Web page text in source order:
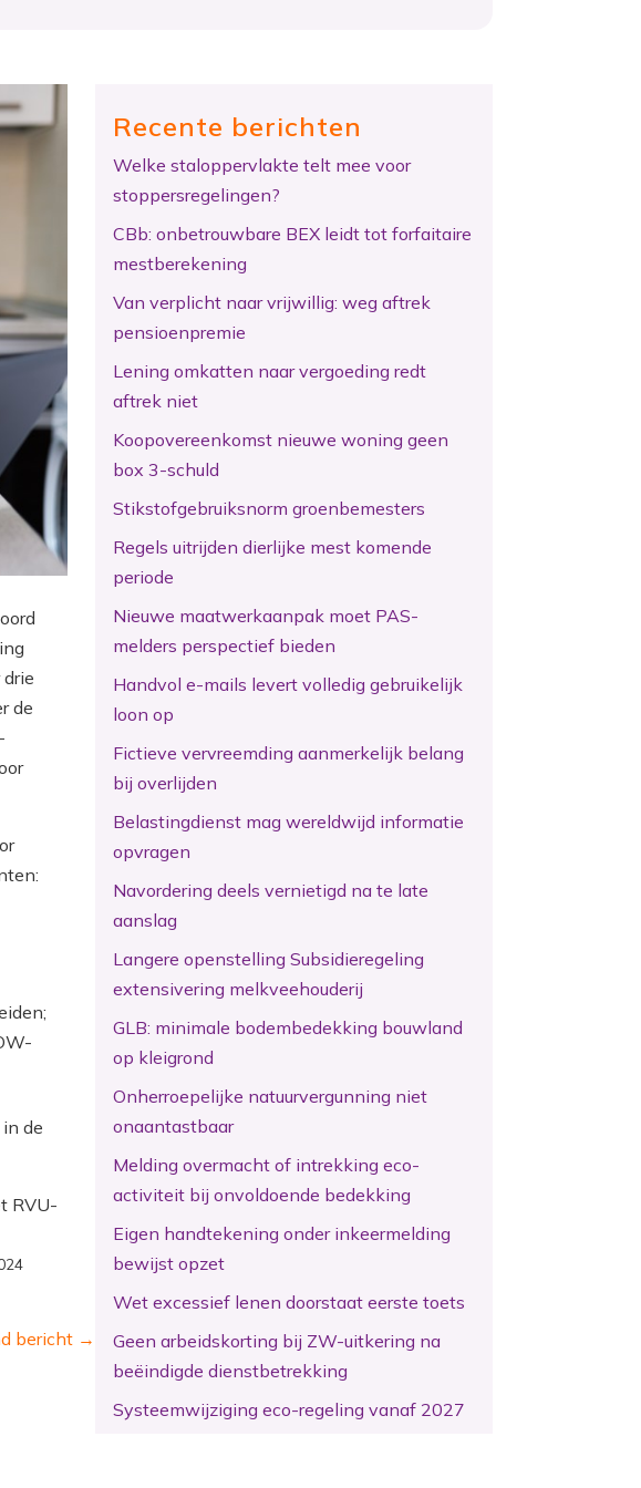
de
de
RVU-
bericht →
Recente berichten
Welke staloppervlakte telt mee voor
stoppersregelingen?
CBb: onbetrouwbare BEX leidt tot forfaitaire
mestberekening
Van verplicht naar vrijwillig: weg aftrek
pensioenpremie
Lening omkatten naar vergoeding redt
aftrek niet
Koopovereenkomst nieuwe woning geen
box 3-schuld
Stikstofgebruiksnorm groenbemesters
Regels uitrijden dierlijke mest komende
periode
Nieuwe maatwerkaanpak moet PAS-
melders perspectief bieden
Handvol e-mails levert volledig gebruikelijk
loon op
Fictieve vervreemding aanmerkelijk belang
bij overlijden
Belastingdienst mag wereldwijd informatie
opvragen
Navordering deels vernietigd na te late
aanslag
Langere openstelling Subsidieregeling
extensivering melkveehouderij
GLB: minimale bodembedekking bouwland
op kleigrond
Onherroepelijke natuurvergunning niet
onaantastbaar
Melding overmacht of intrekking eco-
activiteit bij onvoldoende bedekking
Eigen handtekening onder inkeermelding
bewijst opzet
Wet excessief lenen doorstaat eerste toets
Geen arbeidskorting bij ZW-uitkering na
beëindigde dienstbetrekking
Systeemwijziging eco-regeling vanaf 2027